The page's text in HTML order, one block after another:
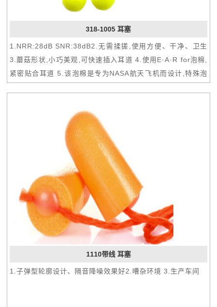
318-1005 耳塞
1.NRR:28dB SNR:38dB2.无需揉搓,使用方便、干净、卫生
3.蘑菇形状,小巧美观,可快速插入耳道 4.使用E·A·R for泡棉,
紧密贴合耳道 5.该泡棉是专为NASA航天飞机而设计,特殊泡
1110带线 耳塞
1.子弹型轮廓设计、隔音降噪效果好2.嘈杂环境 3.生产车间